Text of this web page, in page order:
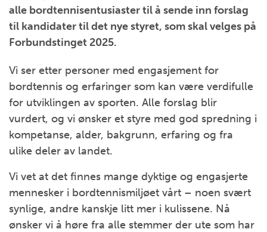
alle bordtennisentusiaster til å sende inn forslag
til kandidater til det nye styret, som skal velges på
Forbundstinget 2025.
Vi ser etter personer med engasjement for
bordtennis og erfaringer som kan være verdifulle
for utviklingen av sporten. Alle forslag blir
vurdert, og vi ønsker et styre med god spredning i
kompetanse, alder, bakgrunn, erfaring og fra
ulike deler av landet.
Vi vet at det finnes mange dyktige og engasjerte
mennesker i bordtennismiljøet vårt – noen svært
synlige, andre kanskje litt mer i kulissene. Nå
ønsker vi å høre fra alle stemmer der ute som har